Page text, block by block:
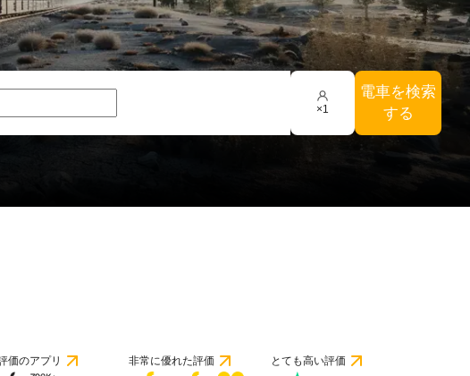
×1
電車を検索
する
価のアプリ 非常に優れた評価 とても高い評価